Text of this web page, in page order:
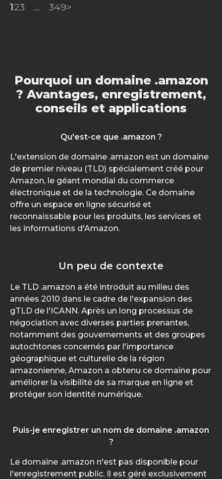
123 ... 349>
Pourquoi un domaine .amazon
? Avantages, enregistrement,
conseils et applications
Qu'est-ce que .amazon ?
L'extension de domaine .amazon est un domaine
de premier niveau (TLD) spécialement créé pour
Amazon, le géant mondial du commerce
électronique et de la technologie. Ce domaine
offre un espace en ligne sécurisé et
reconnaissable pour les produits, les services et
les informations d'Amazon.
Un peu de contexte
Le TLD .amazon a été introduit au milieu des
années 2010 dans le cadre de l'expansion des
gTLD de l'ICANN. Après un long processus de
négociation avec diverses parties prenantes,
notamment des gouvernements et des groupes
autochtones concernés par l'importance
géographique et culturelle de la région
amazonienne, Amazon a obtenu ce domaine pour
améliorer la visibilité de sa marque en ligne et
protéger son identité numérique.
Puis-je enregistrer un nom de domaine .amazon
?
Le domaine .amazon n'est pas disponible pour
l'enregistrement public. Il est géré exclusivement